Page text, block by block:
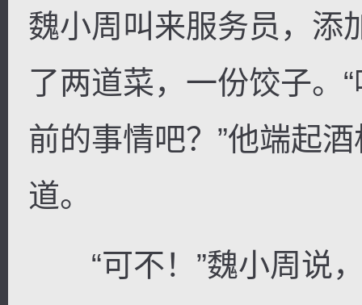
魏小周叫来服务员，添
了两道菜，一份饺子。
前的事情吧？”他端起
道。
“可不！”魏小周说，